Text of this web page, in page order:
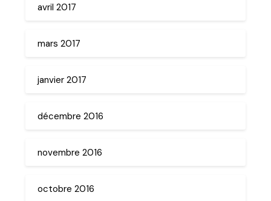
avril 2017
mars 2017
janvier 2017
décembre 2016
novembre 2016
octobre 2016